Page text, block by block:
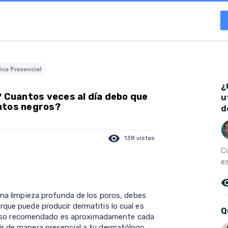
Presencial
veces al día debo que
negros?
visibility 138 vistas
limpieza profunda de los poros, debes
puede producir dermatitis lo cual es
recomendado es aproximadamente cada